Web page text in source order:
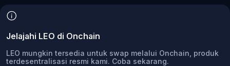
Jelajahi LEO di Onchain
LEO mungkin tersedia untuk swap melalui Onchain, produk
terdesentralisasi resmi kami. Coba sekarang.